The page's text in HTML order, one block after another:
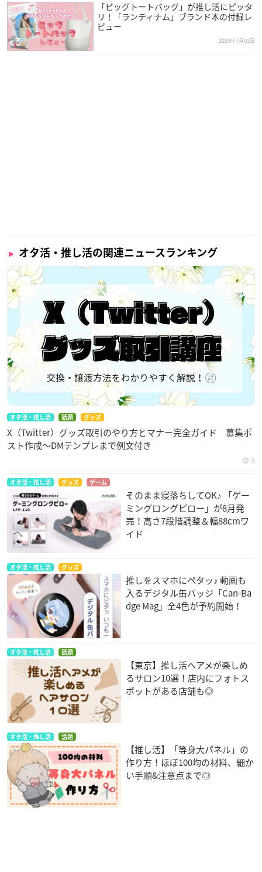
「ビッグトートバッグ」が推し活にピッタ
リ！「ランティナム」ブランド本の付録レ
ビュー
2023年7月02日
オタ活・推し活の関連ニュースランキング
オタ活・推し活 話題 グッズ
X（Twitter）グッズ取引のやり方とマナー完全ガイド 募集ポ
スト作成〜DMテンプレまで例文付き
5
オタ活・推し活 グッズ ゲーム
そのまま寝落ちしてOK♪ 「ゲー
ミングロングピロー」が8月発
売！高さ7段階調整＆幅88cmワ
イド
オタ活・推し活 グッズ
推しをスマホにペタッ♪ 動画も
入るデジタル缶バッジ「Can-Ba
dge Mag」全4色が予約開始！
オタ活・推し活 話題
【東京】推し活ヘアメが楽しめ
るサロン10選！店内にフォトス
ポットがある店舗も◎
オタ活・推し活 話題
【推し活】「等身大パネル」の
作り方！ほぼ100均の材料、細か
い手順&注意点まで◎